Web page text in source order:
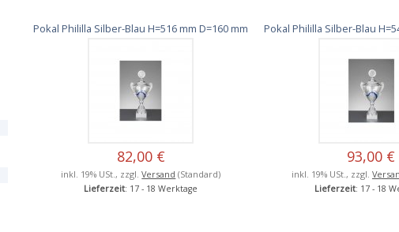
Pokal Phililla Silber-Blau H=516 mm D=160 mm
82,00 €
inkl. 19% USt., zzgl.Versand (Standard)
Lieferzeit: 17 - 18 Werktage
Pokal Phililla Silber-Blau
93,00 €
inkl. 19% USt., zzgl.
Lieferzeit: 17 - 18